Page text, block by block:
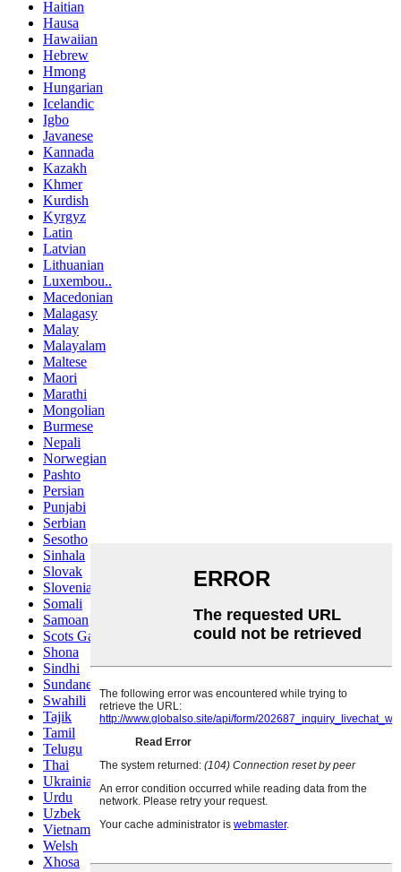
Haitian
Hausa
Hawaiian
Hebrew
Hmong
Hungarian
Icelandic
Igbo
Javanese
Kannada
Kazakh
Khmer
Kurdish
Kyrgyz
Latin
Latvian
Lithuanian
Luxembou..
Macedonian
Malagasy
Malay
Malayalam
Maltese
Maori
Marathi
Mongolian
Burmese
Nepali
Norwegian
Pashto
Persian
Punjabi
Serbian
Sesotho
Sinhala
Slovak
Slovenian
Somali
Samoan
Scots Gaelic
Shona
Sindhi
Sundanese
Swahili
Tajik
Tamil
Telugu
Thai
Ukrainian
Urdu
Uzbek
Vietnamese
Welsh
Xhosa